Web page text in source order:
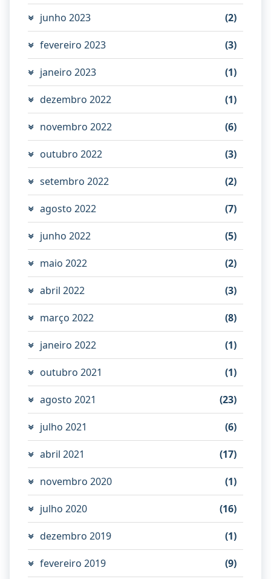
junho 2023 (2)
fevereiro 2023 (3)
janeiro 2023 (1)
dezembro 2022 (1)
novembro 2022 (6)
outubro 2022 (3)
setembro 2022 (2)
agosto 2022 (7)
junho 2022 (5)
maio 2022 (2)
abril 2022 (3)
março 2022 (8)
janeiro 2022 (1)
outubro 2021 (1)
agosto 2021 (23)
julho 2021 (6)
abril 2021 (17)
novembro 2020 (1)
julho 2020 (16)
dezembro 2019 (1)
fevereiro 2019 (9)